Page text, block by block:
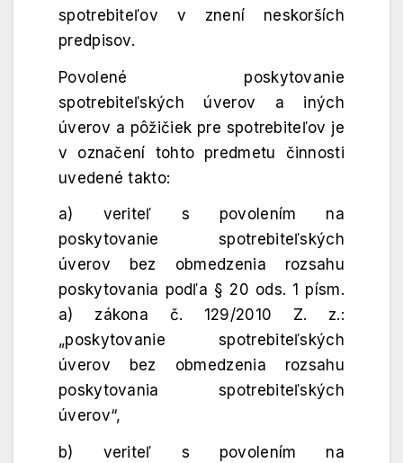
spotrebiteľov v znení neskorších
predpisov.
Povolené poskytovanie
spotrebiteľských úverov a iných
úverov a pôžičiek pre spotrebiteľov je
v označení tohto predmetu činnosti
uvedené takto:
a) veriteľ s povolením na
poskytovanie spotrebiteľských
úverov bez obmedzenia rozsahu
poskytovania podľa § 20 ods. 1 písm.
a) zákona č. 129/2010 Z. z.:
„poskytovanie spotrebiteľských
úverov bez obmedzenia rozsahu
poskytovania spotrebiteľských
úverov“,
b) veriteľ s povolením na